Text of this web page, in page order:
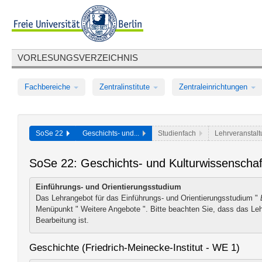
VORLESUNGSVERZEICHNIS
Fachbereiche Zentralinstitute Zentraleinrichtungen
SoSe 22 Geschichts- und... Studienfach
SoSe 22: Geschichts- und
Einführungs- und Orientierungsstudium
Das Lehrangebot für das Einführungs- und Orientierungsstudium "
Menüpunkt " Weitere Angebote ". Bitte beachten Sie, dass das
Bearbeitung ist.
Geschichte (Friedrich-Meinecke-Institut - WE 1)